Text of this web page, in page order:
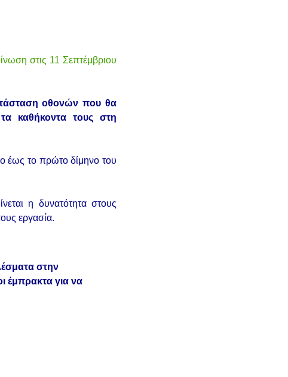
στις 11 Σεπτέμβριου
οθονών που θα
καθήκοντα τους στη
έως το πρώτο δίμηνο του
η δυνατότητα στους
εργασία.
στην
έμπρακτα για να